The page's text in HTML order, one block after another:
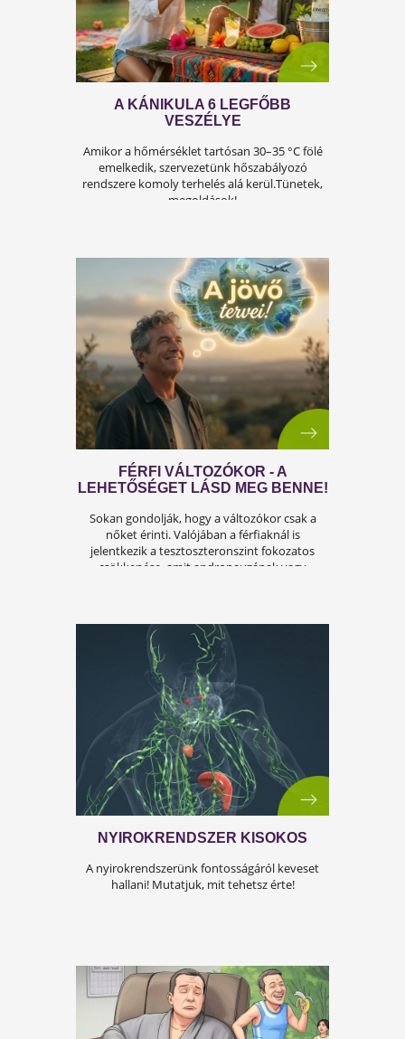
A FÉRFIASSÁG PROBLÉMÁJA:
OKAI, TÜNETEI ÉS LEHETSÉGES
MEGOLDÁSAI
A férfiasság, vagy más néven a szexuális
teljesítmény, sok férfi számára központi
hanem az önbecsülést is befolyásolja.
ISKOLAKEZDÉSI ŐRÜLETET!
Az iskolakezdés sok családban nem
Olvass tovább a tippekért!
VESZÉLYE
Amikor a hőmérséklet tartósan 30–35 °C fölé